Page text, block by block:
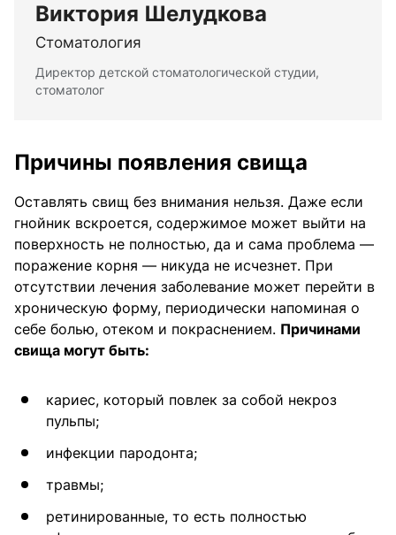
Виктория Шелудкова
Стоматология
Директор детской стоматологической студии,
стоматолог
Причины появления свища
Оставлять свищ без внимания нельзя. Даже если
гнойник вскроется, содержимое может выйти на
поверхность не полностью, да и сама проблема —
поражение корня — никуда не исчезнет. При
отсутствии лечения заболевание может перейти в
хроническую форму, периодически напоминая о
себе болью, отеком и покраснением. Причинами
свища могут быть:
кариес, который повлек за собой некроз
пульпы;
инфекции пародонта;
травмы;
ретинированные, то есть полностью